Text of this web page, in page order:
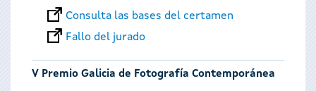
Consulta las bases del certamen
Fallo del jurado
V Premio Galicia de Fotografía Contemporánea